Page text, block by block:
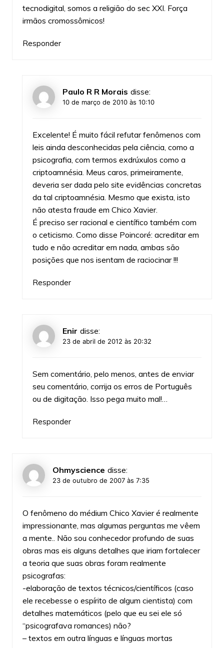
tecnodigital, somos a religião do sec XXI. Força
irmãos cromossômicos!
Responder
Paulo R R Morais disse:
10 de março de 2010 às 10:10
Excelente! É muito fácil refutar fenômenos com
leis ainda desconhecidas pela ciência, como a
psicografia, com termos exdrúxulos como a
criptoamnésia. Meus caros, primeiramente,
deveria ser dada pelo site evidências concretas
da tal criptoamnésia. Mesmo que exista, isto
não atesta fraude em Chico Xavier.
É preciso ser racional e científico também com
o ceticismo. Como disse Poincoré: acreditar em
tudo e não acreditar em nada, ambas são
posições que nos isentam de raciocinar !!!
Responder
Enir disse:
23 de abril de 2012 às 20:32
Sem comentário, pelo menos, antes de enviar
seu comentário, corrija os erros de Português
ou de digitação. Isso pega muito mal!…
Responder
Ohmyscience disse:
23 de outubro de 2007 às 7:35
O fenômeno do médium Chico Xavier é realmente
impressionante, mas algumas perguntas me vêem
a mente.. Não sou conhecedor profundo de suas
obras mas eis alguns detalhes que iriam fortalecer
a teoria que suas obras foram realmente
psicografas:
-elaboração de textos técnicos/científicos (caso
ele recebesse o espírito de algum cientista) com
detalhes matemáticos (pelo que eu sei ele só
“psicografava romances) não?
– textos em outra línguas e línguas mortas